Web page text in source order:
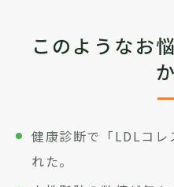
このようなお
健康診断で「LDLコレ
れた。